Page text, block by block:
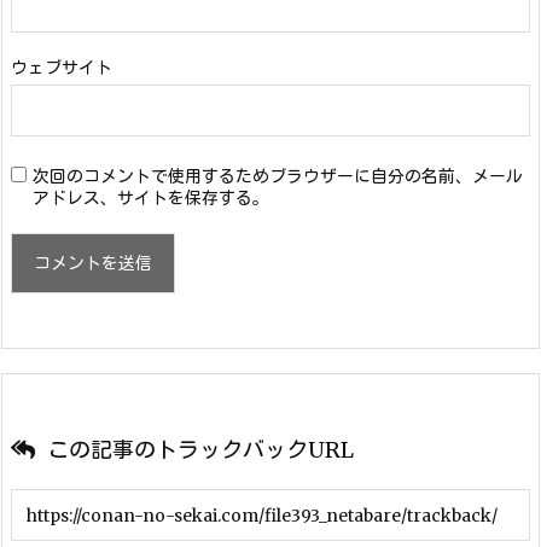
ウェブサイト
次回のコメントで使用するためブラウザーに自分の名前、メール
アドレス、サイトを保存する。
この記事のトラックバックURL